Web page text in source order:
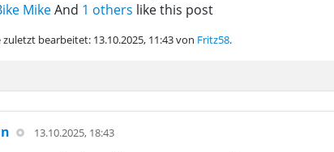
MikeAnd 1 others like this post
bearbeitet: 13.10.2025, 11:43 von Fritz58.
13.10.2025, 18:43